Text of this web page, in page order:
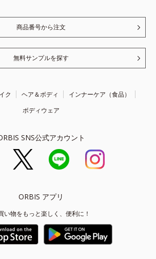
商品番号から注文
無料サンプルを探す
ク ヘア＆ボディ
インナーケア（食品）
ボディウェア
SNS公式アカウント
ORBIS アプリ
い物をもっと楽しく、便利に！